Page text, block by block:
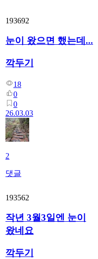
193692
눈이 왔으면 했는데...
깍두기
18
0
0
26.03.03
2
댓글
193562
작년 3월3일엔 눈이
왔네요
깍두기